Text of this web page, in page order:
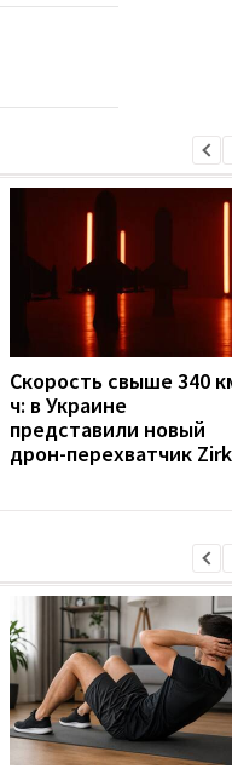
Скорость свыше 340
ч: в Украине
представили новый
дрон-перехватчик